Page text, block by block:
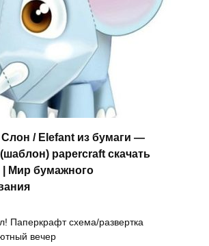
/ Elefant из бумаги —
papercraft скачать
| Мир бумажного
Паперкрафт схема/развертка
вечер